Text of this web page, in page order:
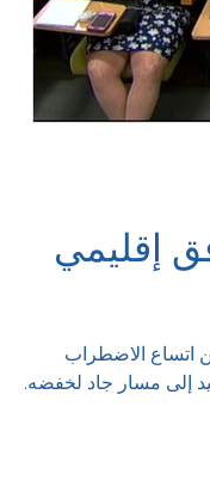
إقليمي
اتساع الاضطراب
إلى مسار جاد لخفضه.